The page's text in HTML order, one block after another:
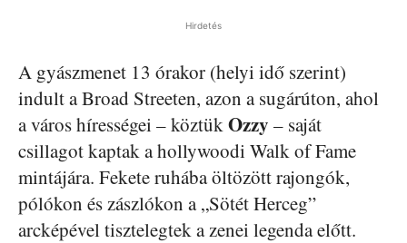
Hirdetés
A gyászmenet 13 órakor (helyi idő szerint)
indult a Broad Streeten, azon a sugárúton, ahol
a város hírességei – köztükOzzy – saját
csillagot kaptak a hollywoodi Walk of Fame
mintájára. Fekete ruhába öltözött rajongók,
pólókon és zászlókon a „Sötét Herceg”
arcképével tisztelegtek a zenei legenda előtt.